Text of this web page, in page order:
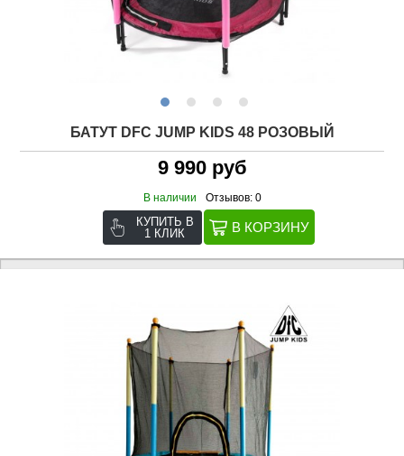
БАТУТ DFC JUMP KIDS 48 РОЗОВЫЙ
9 990 руб
В наличии Отзывов: 0
КУПИТЬ В
1 КЛИК